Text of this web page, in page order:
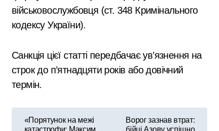
військовослужбовця (ст. 348 Кримінального
кодексу України).
Санкція цієї статті передбачає ув’язнення на
строк до п’ятнадцяти років або довічний
термін.
«Порятунок на межі
катастрофи: Максим
Ворог зазнав втрат:
бійці Азову успішно